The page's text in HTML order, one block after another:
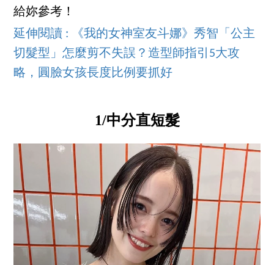
給妳參考！
延伸閱讀 : 《我的女神室友斗娜》秀智「公主
切髮型」怎麼剪不失誤？造型師指引5大攻
略，圓臉女孩長度比例要抓好
1/中分直短髮